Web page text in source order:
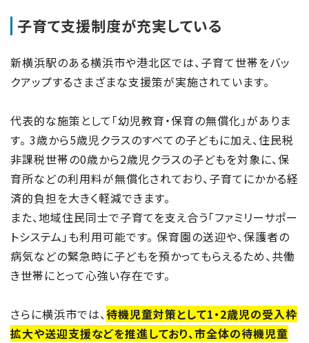
子育て支援制度が充実している
新横浜駅のある横浜市や港北区では、子育て世帯をバッ
クアップするさまざまな支援策が実施されています。
代表的な施策として「幼児教育・保育の無償化」がありま
す。 3歳から5歳児クラスのすべての子どもに加え、住民税
非課税世帯の0歳から2歳児クラスの子どもを対象に、保
育所などの利用料が無償化されており、子育てにかかる経
済的負担を大きく軽減できます。
また、地域住民同士で子育てを支え合う「ファミリーサポー
トシステム」も利用可能です。 保育園の送迎や、保護者の
病気などの緊急時に子どもを預かってもらえるため、共働
き世帯にとって心強い存在です。
さらに横浜市では、 待機児童対策として1・2歳児の受入枠
拡大や送迎支援などを推進しており、市全体の待機児童